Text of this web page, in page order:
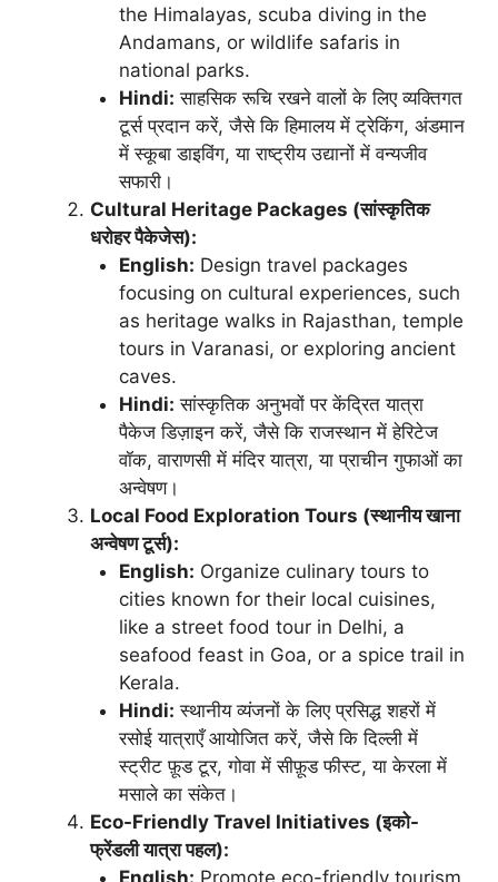
the Himalayas, scuba diving in the
Andamans, or wildlife safaris in
national parks.
Hindi: साहसिक रूचि रखने वालों के लिए व्यक्तिगत
टूर्स प्रदान करें, जैसे कि हिमालय में ट्रेकिंग, अंडमान
में स्कूबा डाइविंग, या राष्ट्रीय उद्यानों में वन्यजीव
सफारी।
Cultural Heritage Packages (सांस्कृतिक
धरोहर पैकेजेस):
English: Design travel packages
focusing on cultural experiences, such
as heritage walks in Rajasthan, temple
tours in Varanasi, or exploring ancient
caves.
Hindi: सांस्कृतिक अनुभवों पर केंद्रित यात्रा
पैकेज डिज़ाइन करें, जैसे कि राजस्थान में हेरिटेज
वॉक, वाराणसी में मंदिर यात्रा, या प्राचीन गुफाओं का
अन्वेषण।
Local Food Exploration Tours (स्थानीय खाना
अन्वेषण टूर्स):
English: Organize culinary tours to
cities known for their local cuisines,
like a street food tour in Delhi, a
seafood feast in Goa, or a spice trail in
Kerala.
Hindi: स्थानीय व्यंजनों के लिए प्रसिद्ध शहरों में
रसोई यात्राएँ आयोजित करें, जैसे कि दिल्ली में
स्ट्रीट फ़ूड टूर, गोवा में सीफ़ूड फीस्ट, या केरला में
मसाले का संकेत।
Eco-Friendly Travel Initiatives (इको-
फ्रेंडली यात्रा पहल):